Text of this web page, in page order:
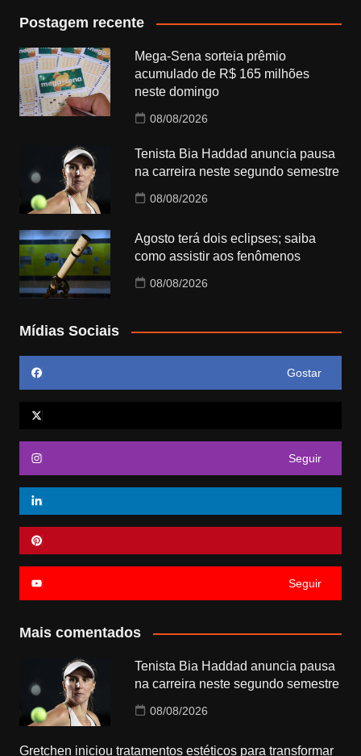
Postagem recente
Mega-Sena sorteia prêmio
acumulado de R$ 165 milhões
neste domingo
08/08/2026
Tenista Bia Haddad anuncia pausa
na carreira neste segundo semestre
08/08/2026
Agosto terá dois eclipses; saiba
como assistir aos fenômenos
08/08/2026
Mídias Sociais
Gostar
Seguir
Seguir
Mais comentados
Tenista Bia Haddad anuncia pausa
na carreira neste segundo semestre
08/08/2026
Gretchen iniciou tratamentos estéticos para transformar